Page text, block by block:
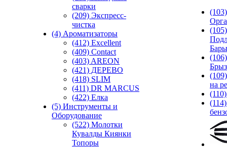
сварки
(209) Экспреcс-
чистка
(4) Ароматизаторы
(412) Excellent
(409) Contact
(403) AREON
(421) ДЕРЕВО
(418) SLIM
(411) DR MARCUS
(422) Елка
(5) Инструменты и
Оборудование
(522) Молотки
Кувалды Киянки
Топоры
(105)
Бары
(106)
на